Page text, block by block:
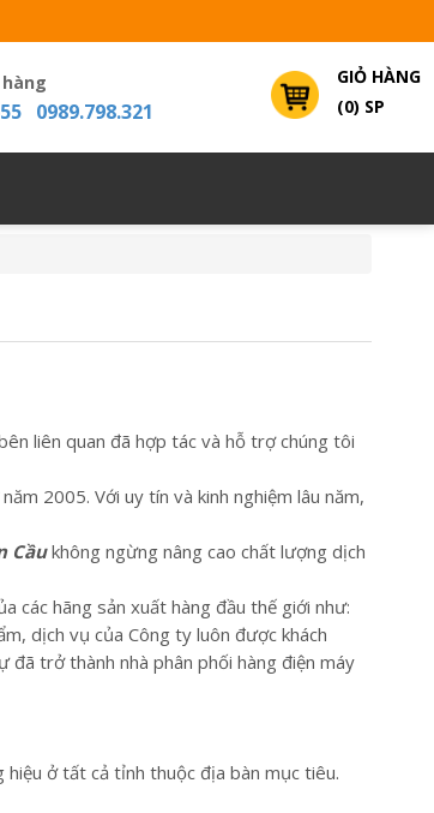
0989.798.321
GIỎ HÀNG
(0) SP
liên quan đã hợp tác và hỗ trợ chúng tôi
2005. Với uy tín và kinh nghiệm lâu năm,
Cầukhông ngừng nâng cao chất lượng dịch
các hãng sản xuất hàng đầu thế giới như:
dịch vụ của Công ty luôn được khách
trở thành nhà phân phối hàng điện máy
ở tất cả tỉnh thuộc địa bàn mục tiêu.